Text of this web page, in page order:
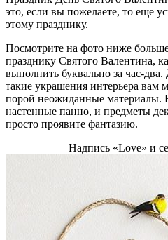
это, если вы пожелаете, то еще
этому празднику.
Посмотрите на фото ниже
празднику Святого Валентина,
выполнить буквально за час-два.
такие украшения интерьера вам
порой неожиданные материалы.
настенные панно, и предметы
просто проявите фантазию.
Надпись «Love» и